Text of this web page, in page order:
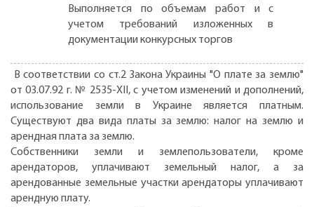
Выполняется по объемам работ и с
учетом требований изложенных в
документации конкурсных торгов
В соответствии со ст.2 Закона Украины "О плате за землю"
от 03.07.92 г. № 2535-XII, с учетом изменений и дополнений,
использование земли в Украине является платным.
Существуют два вида платы за землю: налог на землю и
арендная плата за землю.
Собственники земли и землепользователи, кроме
арендаторов, уплачивают земельный налог, а за
арендованные земельные участки арендаторы уплачивают
арендную плату.